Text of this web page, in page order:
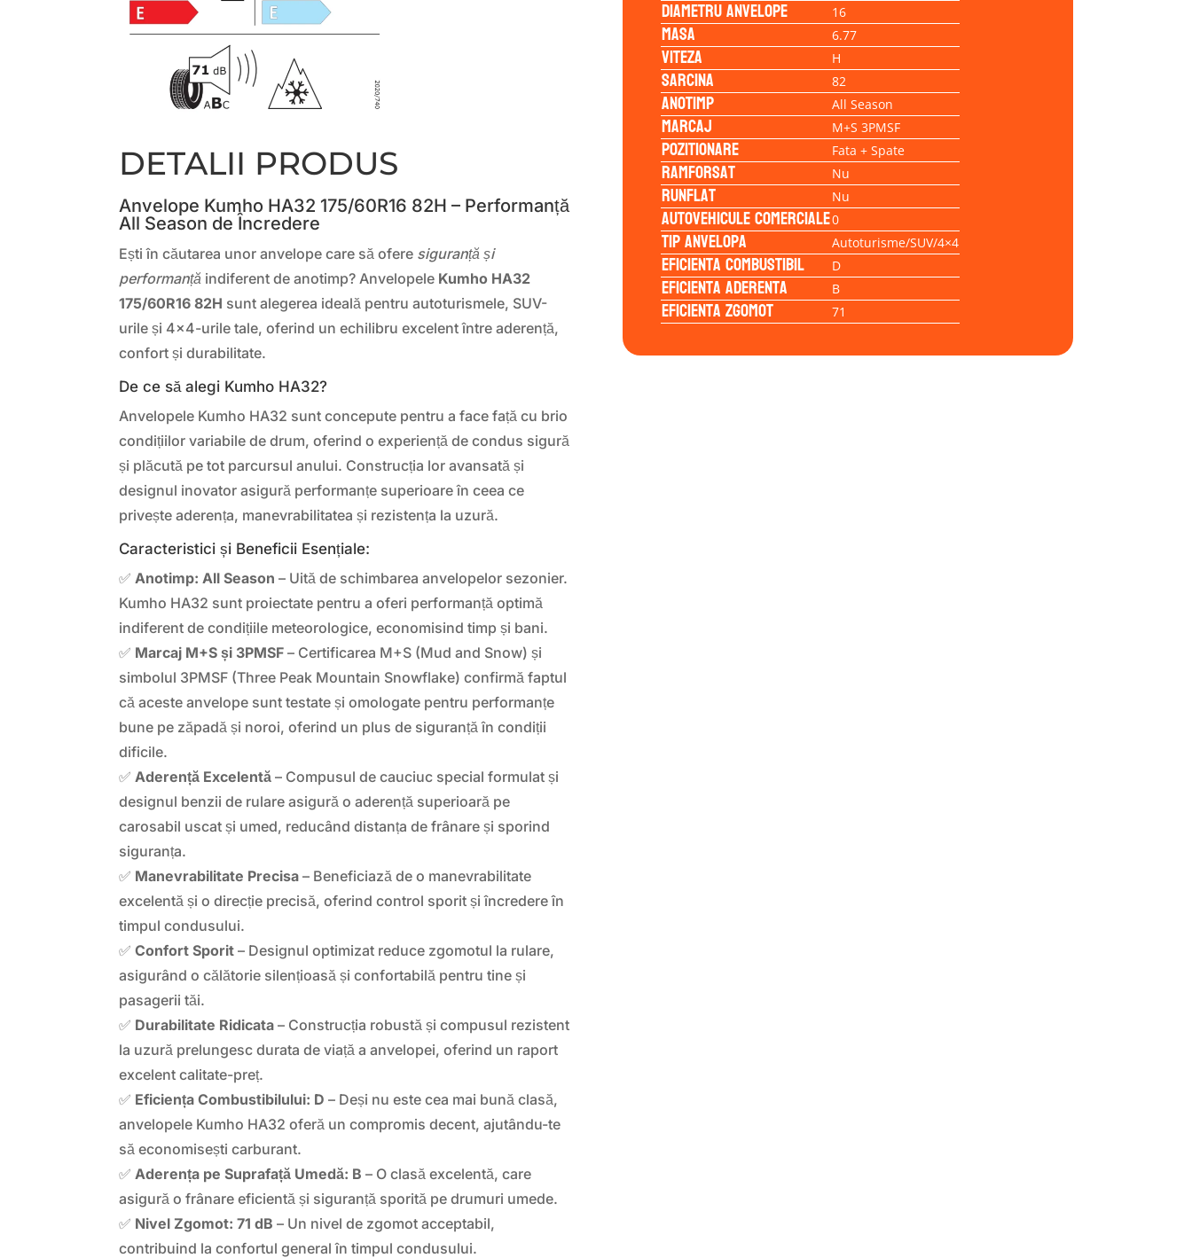
DETALII PRODUS
Anvelope Kumho HA32 175/60R16 82H – Performanță
All Season de Încredere
Ești în căutarea unor anvelope care să ofere siguranță și
performanță indiferent de anotimp? Anvelopele Kumho HA32
175/60R16 82H sunt alegerea ideală pentru autoturismele, SUV-
urile și 4×4-urile tale, oferind un echilibru excelent între aderență,
confort și durabilitate.
De ce să alegi Kumho HA32?
Anvelopele Kumho HA32 sunt concepute pentru a face față cu brio
condițiilor variabile de drum, oferind o experiență de condus sigură
și plăcută pe tot parcursul anului. Construcția lor avansată și
designul inovator asigură performanțe superioare în ceea ce
privește aderența, manevrabilitatea și rezistența la uzură.
Caracteristici și Beneficii Esențiale:
✅ Anotimp: All Season – Uită de schimbarea anvelopelor sezonier.
Kumho HA32 sunt proiectate pentru a oferi performanță optimă
indiferent de condițiile meteorologice, economisind timp și bani.
✅ Marcaj M+S și 3PMSF – Certificarea M+S (Mud and Snow) și
simbolul 3PMSF (Three Peak Mountain Snowflake) confirmă faptul
că aceste anvelope sunt testate și omologate pentru performanțe
bune pe zăpadă și noroi, oferind un plus de siguranță în condiții
dificile.
✅ Aderență Excelentă – Compusul de cauciuc special formulat și
designul benzii de rulare asigură o aderență superioară pe
carosabil uscat și umed, reducând distanța de frânare și sporind
siguranța.
✅ Manevrabilitate Precisa – Beneficiază de o manevrabilitate
excelentă și o direcție precisă, oferind control sporit și încredere în
timpul condusului.
✅Confort Sporit – Designul optimizat reduce zgomotul la rulare,
asigurând o călătorie silențioasă și confortabilă pentru tine și
pasagerii tăi.
✅ Durabilitate Ridicata – Construcția robustă și compusul rezistent
la uzură prelungesc durata de viață a anvelopei, oferind un raport
excelent calitate-preț.
✅ Eficiența Combustibilului: D – Deși nu este cea mai bună clasă,
anvelopele Kumho HA32 oferă un compromis decent, ajutându-te
să economisești carburant.
✅ Aderența pe Suprafață Umedă: B – O clasă excelentă, care
asigură o frânare eficientă și siguranță sporită pe drumuri umede.
✅ Nivel Zgomot: 71 dB – Un nivel de zgomot acceptabil,
contribuind la confortul general în timpul condusului.
Diametru anvelope 16
Masa 6.77
Viteza H
Sarcina 82
Anotimp All Season
Marcaj M+S 3PMSF
Pozitionare Fata + Spate
Ramforsat Nu
Runflat Nu
Autovehicule comerciale0
Tip anvelopa Autoturisme/SUV/4×4
Eficienta Combustibil D
Eficienta Aderenta B
Eficienta Zgomot 71